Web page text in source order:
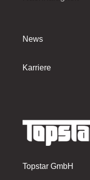
News
Karriere
Topstar GmbH